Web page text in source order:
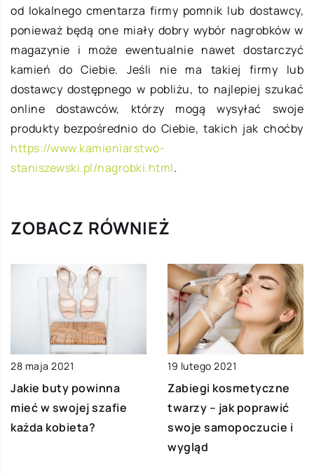
od lokalnego cmentarza firmy pomnik lub dostawcy,
ponieważ będą one miały dobry wybór nagrobków w
magazynie i może ewentualnie nawet dostarczyć
kamień do Ciebie. Jeśli nie ma takiej firmy lub
dostawcy dostępnego w pobliżu, to najlepiej szukać
online dostawców, którzy mogą wysyłać swoje
produkty bezpośrednio do Ciebie, takich jak choćby
https://www.kamieniarstwo-
staniszewski.pl/nagrobki.html.
ZOBACZ RÓWNIEŻ
28 maja 2021
Jakie buty powinna
mieć w swojej szafie
każda kobieta?
19 lutego 2021
Zabiegi kosmetyczne
twarzy – jak poprawić
swoje samopoczucie i
wygląd